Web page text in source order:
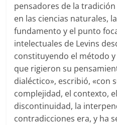
pensadores de la
en las ciencias naturales,
fundamento y el punto
intelectuales de Levins
constituyendo el método
que rigieron su
dialéctico», escribió, «con
complejidad, el contexto,
discontinuidad, la
contradicciones era, y ha